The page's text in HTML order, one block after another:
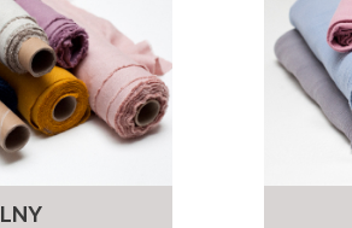
LNY